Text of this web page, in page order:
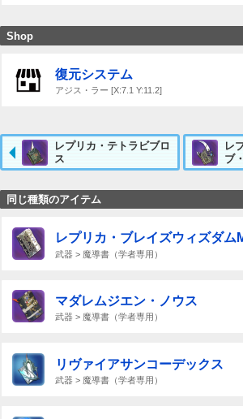
Shop
復元システム
アジス・ラー [X:7.1 Y:11.2]
レプリカ・テトラビブロ
ス
レ
ブ
同じ種類のアイテム
レプリカ・ブレイズウィズダム
武器 > 魔導書（学者専用）
マダレムジエン・ノウス
武器 > 魔導書（学者専用）
リヴァイアサンコーデックス
武器 > 魔導書（学者専用）